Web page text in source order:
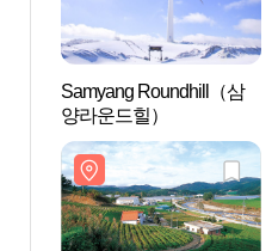
Samyang Roundhill（삼
양라운드힐）